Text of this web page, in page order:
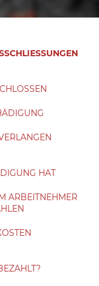
A
HAT
ARBEITNEHMER